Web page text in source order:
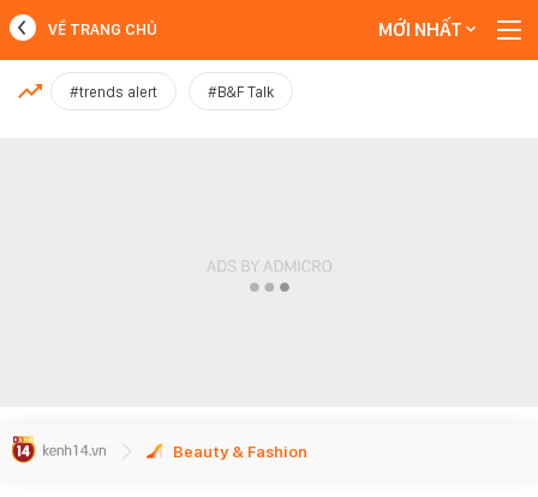
MỚI NHẤT
VỀ TRANG CHỦ MỚI NHẤT
#trends alert #B&F Talk
Beauty & Fashion